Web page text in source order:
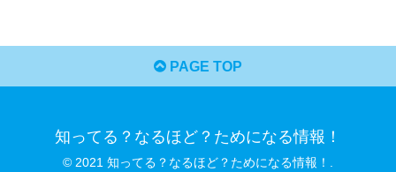
PAGE TOP
知ってる？なるほど？ためになる情報！
© 2021 知ってる？なるほど？ためになる情報！.